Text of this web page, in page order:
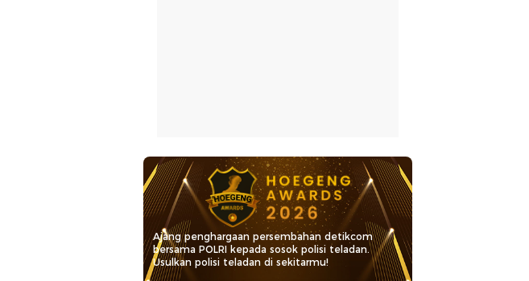
Ajang penghargaan persembahan detikcom
bersama POLRI kepada sosok polisi teladan.
Usulkan polisi teladan di sekitarmu!